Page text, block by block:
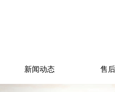
新闻动态 售